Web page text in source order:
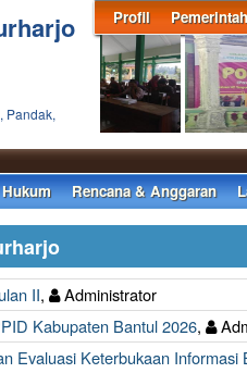
Profil
Pandak,
Rencana & Anggaran
II,
Administrator
Kabupaten Bantul 2026,
Evaluasi Keterbukaan